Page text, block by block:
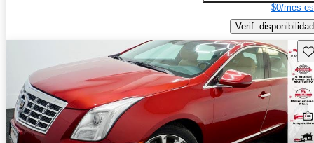
$0/mes
Verif. disponibilidad